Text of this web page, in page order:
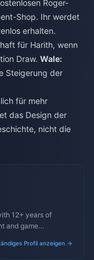
Roger-
Shop. Ihr werdet
erhalten.
für Harith, wenn
Draw. Wale:
Steigerung der
für mehr
das Design der
nicht die
12+ years of
and game
Profil anzeigen →